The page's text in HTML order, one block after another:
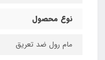
نوع محصول
مام رول ضد تعریق